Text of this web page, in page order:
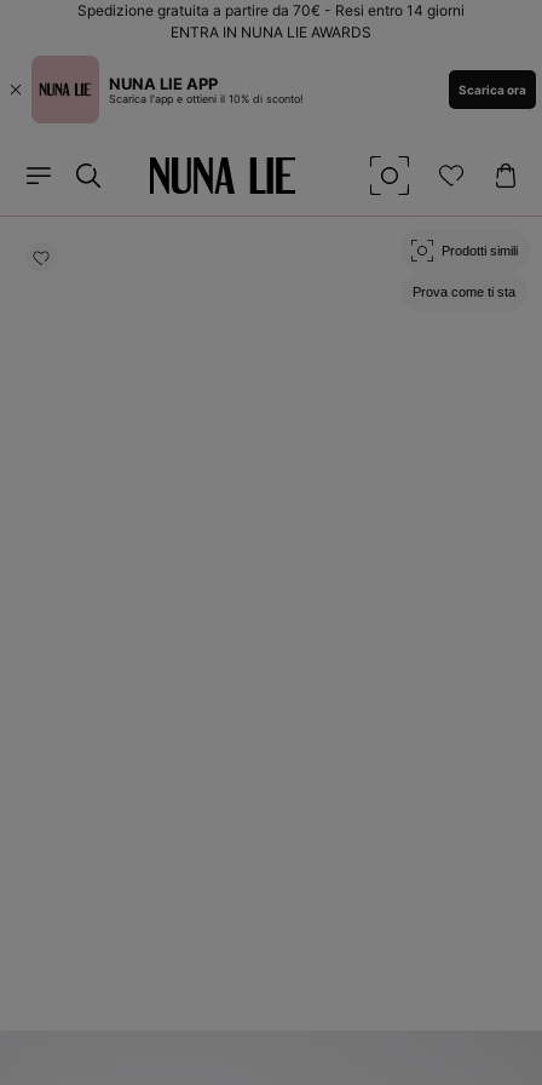
direttamente
Spedizione gratuita a partire da 70€ - Resi entro 14 giorni
ENTRA IN NUNA LIE AWARDS
NUNA LIE APP
Scarica l'app e ottieni il 10% di sconto!
Scarica ora
Passa alle
sul prodotto
Prodotti simili
Prova come ti sta